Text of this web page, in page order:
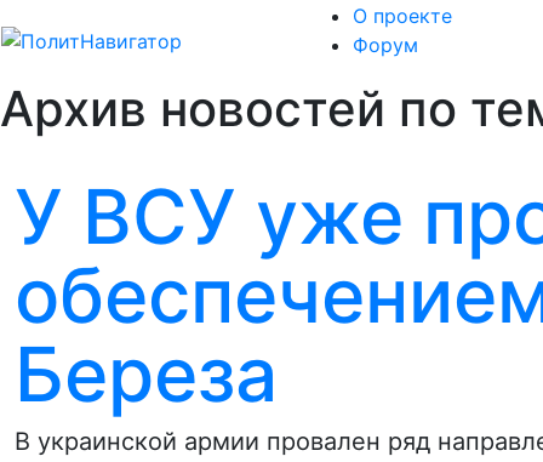
О проекте
Форум
Архив новостей по
У ВСУ уже
Береза
В украинской армии провален ряд